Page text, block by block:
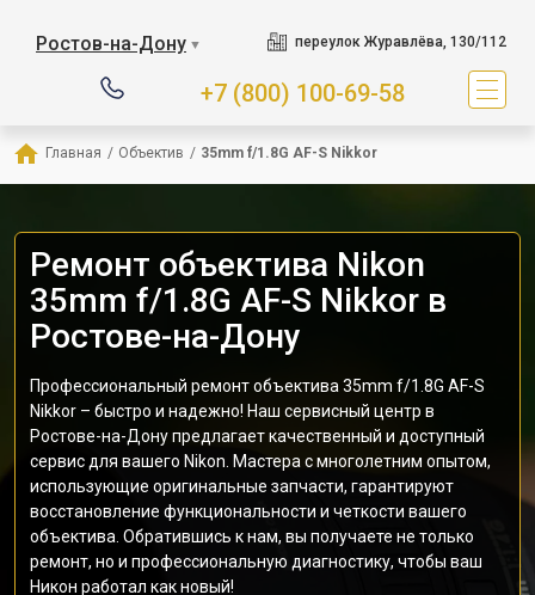
Ростов-на-Дону ▼ переулок Журавлёва, 130/112
+7 (800) 100-69-58
Главная / Объектив / 35mm f/1.8G AF-S Nikkor
Ремонт объектива Nikon
35mm f/1.8G AF-S Nikkor в
Ростове-на-Дону
Профессиональный ремонт объектива 35mm f/1.8G AF-S
Nikkor – быстро и надежно! Наш сервисный центр в
Ростове-на-Дону предлагает качественный и доступный
сервис для вашего Nikon. Мастера с многолетним опытом,
использующие оригинальные запчасти, гарантируют
восстановление функциональности и четкости вашего
объектива. Обратившись к нам, вы получаете не только
ремонт, но и профессиональную диагностику, чтобы ваш
Никон работал как новый!